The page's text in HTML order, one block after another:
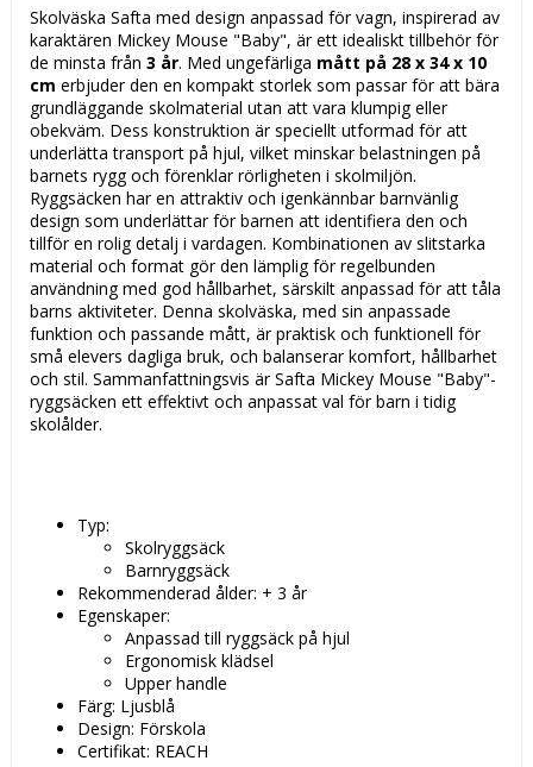
Skolväska Safta med design anpassad för vagn, inspirerad av
karaktären Mickey Mouse "Baby", är ett idealiskt tillbehör för
de minsta från 3 år. Med ungefärliga mått på 28 x 34 x 10
cm erbjuder den en kompakt storlek som passar för att bära
grundläggande skolmaterial utan att vara klumpig eller
obekväm. Dess konstruktion är speciellt utformad för att
underlätta transport på hjul, vilket minskar belastningen på
barnets rygg och förenklar rörligheten i skolmiljön.
Ryggsäcken har en attraktiv och igenkännbar barnvänlig
design som underlättar för barnen att identifiera den och
tillför en rolig detalj i vardagen. Kombinationen av slitstarka
material och format gör den lämplig för regelbunden
användning med god hållbarhet, särskilt anpassad för att tåla
barns aktiviteter. Denna skolväska, med sin anpassade
funktion och passande mått, är praktisk och funktionell för
små elevers dagliga bruk, och balanserar komfort, hållbarhet
och stil. Sammanfattningsvis är Safta Mickey Mouse "Baby"-
ryggsäcken ett effektivt och anpassat val för barn i tidig
skolålder.
Typ:
Skolryggsäck
Barnryggsäck
Rekommenderad ålder: + 3 år
Egenskaper:
Anpassad till ryggsäck på hjul
Ergonomisk klädsel
Upper handle
Färg: Ljusblå
Design: Förskola
Certifikat: REACH